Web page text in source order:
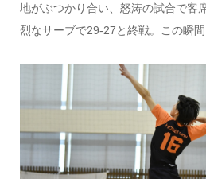
地がぶつかり合い、怒涛の試合で客
烈なサーブで29-27と終戦。この瞬間